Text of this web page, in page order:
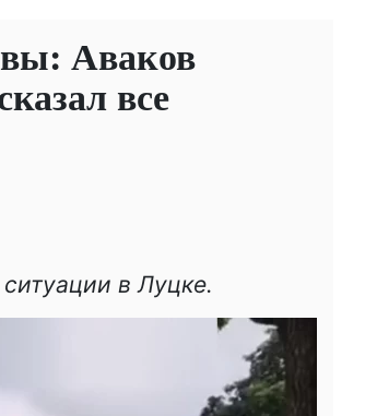
Аваков
все
в Луцке.